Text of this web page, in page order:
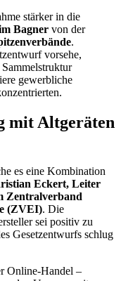
stärker in die
Bagner von der
.
vorsehe,
gewerbliche
mit Altgeräten
es eine Kombination
Eckert, Leiter
Zentralverband
(ZVEI). Die
sei positiv zu
Gesetzentwurfs schlug
Online-Handel –